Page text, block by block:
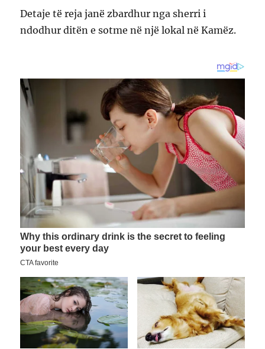
Detaje të reja janë zbardhur nga sherri i
ndodhur ditën e sotme në një lokal në Kamëz.